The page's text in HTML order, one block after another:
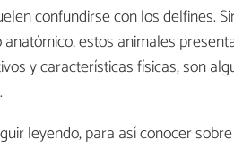
confundirse con los delfines.
estos animales
y características físicas, son
leyendo, para así conocer